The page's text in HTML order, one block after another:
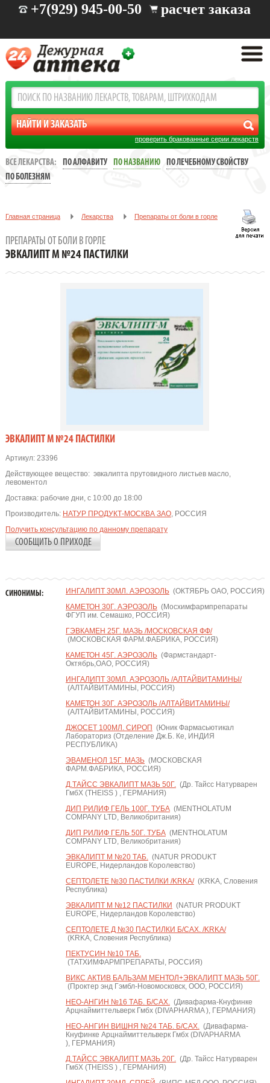
+7(929) 945-00-50 расчет заказа
проверить бракованные серии лекарств
ВСЕ ЛЕКАРСТВА: ПО АЛФАВИТУ ПО НАЗВАНИЮ
ПО ЛЕЧЕБНОМУ СВОЙСТВУ
ПО БОЛЕЗНЯМ
Главная страница Лекарства Препараты от боли в горле
ПРЕПАРАТЫ ОТ БОЛИ В ГОРЛЕ
ЭВКАЛИПТ М №24 ПАСТИЛКИ
ЭВКАЛИПТ М №24 ПАСТИЛКИ
Артикул:23396
Действующее вещество: эвкалипта прутовидного листьев масло,
левоментол
Доставка: рабочие дни, с 10:00 до 18:00
Производитель: НАТУР ПРОДУКТ-МОСКВА ЗАО, РОССИЯ
Получить консультацию по данному препарату
СООБЩИТЬ О ПРИХОДЕ
СИНОНИМЫ: ИНГАЛИПТ 30МЛ. АЭРОЗОЛЬ(ОКТЯБРЬ ОАО, РОССИЯ)
КАМЕТОН 30Г. АЭРОЗОЛЬ(Мосхимфармпрепараты
ФГУП им. Семашко, РОССИЯ)
ГЭВКАМЕН 25Г. МАЗЬ /МОСКОВСКАЯ ФФ/
(МОСКОВСКАЯ ФАРМ.ФАБРИКА, РОССИЯ)
КАМЕТОН 45Г. АЭРОЗОЛЬ(Фармстандарт-
Октябрь,ОАО, РОССИЯ)
ИНГАЛИПТ 30МЛ. АЭРОЗОЛЬ /АЛТАЙВИТАМИНЫ/
(АЛТАЙВИТАМИНЫ, РОССИЯ)
КАМЕТОН 30Г. АЭРОЗОЛЬ /АЛТАЙВИТАМИНЫ/
(АЛТАЙВИТАМИНЫ, РОССИЯ)
ДЖОСЕТ 100МЛ. СИРОП (Юник Фармасьютикал
Лабораториз (Отделение Дж.Б. Ке, ИНДИЯ
РЕСПУБЛИКА)
ЭВАМЕНОЛ 15Г. МАЗЬ(МОСКОВСКАЯ
ФАРМ.ФАБРИКА, РОССИЯ)
Д.ТАЙСС ЭВКАЛИПТ МАЗЬ 50Г.(Др. Тайсс Натурварен
ГмбХ (THEISS ) , ГЕРМАНИЯ)
ДИП РИЛИФ ГЕЛЬ 100Г. ТУБА(MENTHOLATUM
COMPANY LTD, Великобритания)
ДИП РИЛИФ ГЕЛЬ 50Г. ТУБА(MENTHOLATUM
COMPANY LTD, Великобритания)
ЭВКАЛИПТ М №20 ТАБ.(NATUR PRODUKT
EUROPE, Нидерландов Королевство)
СЕПТОЛЕТЕ №30 ПАСТИЛКИ /KRKA/(KRKA, Словения
Республика)
ЭВКАЛИПТ М №12 ПАСТИЛКИ (NATUR PRODUKT
EUROPE, Нидерландов Королевство)
СЕПТОЛЕТЕ Д №30 ПАСТИЛКИ Б/САХ. /KRKA/
(KRKA, Словения Республика)
ПЕКТУСИН №10 ТАБ.
(ТАТХИМФАРМПРЕПАРАТЫ, РОССИЯ)
ВИКС АКТИВ БАЛЬЗАМ МЕНТОЛ+ЭВКАЛИПТ МАЗЬ 50Г.
(Проктер энд Гэмбл-Новомосковск, ООО, РОССИЯ)
НЕО-АНГИН №16 ТАБ. Б/САХ.(Дивафарма-Кнуфинке
Арцнаймиттельверк Гмбх (DIVAPHARMA ), ГЕРМАНИЯ)
НЕО-АНГИН ВИШНЯ №24 ТАБ. Б/САХ.(Дивафарма-
Кнуфинке Арцнаймиттельверк Гмбх (DIVAPHARMA
), ГЕРМАНИЯ)
Д.ТАЙСС ЭВКАЛИПТ МАЗЬ 20Г.(Др. Тайсс Натурварен
ГмбХ (THEISS ) , ГЕРМАНИЯ)